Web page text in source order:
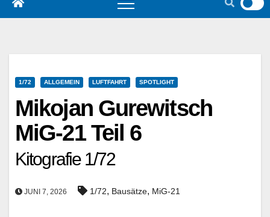
1/72 ALLGEMEIN LUFTFAHRT SPOTLIGHT
Mikojan Gurewitsch
MiG-21 Teil 6
Kitografie 1/72
JUNI 7, 2026 1/72, Bausätze, MiG-21